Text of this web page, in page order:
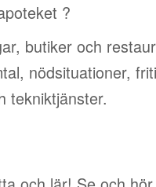
?
butiker och
nödsituationer,
tekniktjänster.